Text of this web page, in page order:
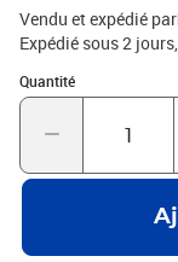
Vendu et expédié par
Expédié sous 2 jours
Quantité
Quantité : 1